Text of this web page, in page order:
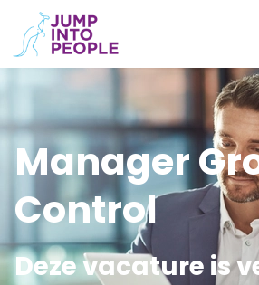
Manager
Control
Deze vacature is